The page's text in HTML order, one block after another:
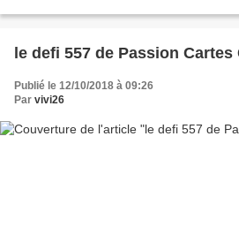
le defi 557 de Passion Cartes
Publié le 12/10/2018 à 09:26
Par vivi26